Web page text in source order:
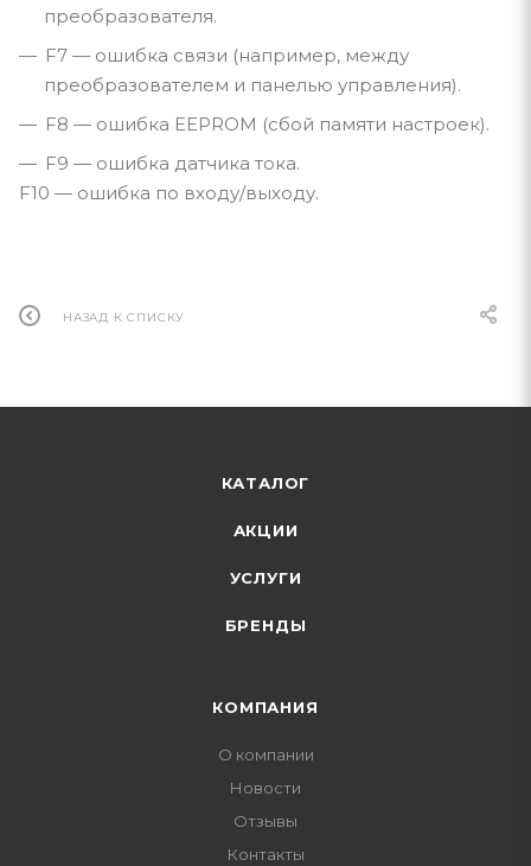
преобразователя.
F7 — ошибка связи (например, между
преобразователем и панелью управления).
F8 — ошибка EEPROM (сбой памяти настроек).
F9 — ошибка датчика тока.
F10 — ошибка по входу/выходу.
НАЗАД К СПИСКУ
КАТАЛОГ
АКЦИИ
УСЛУГИ
БРЕНДЫ
КОМПАНИЯ
О компании
Новости
Отзывы
Контакты